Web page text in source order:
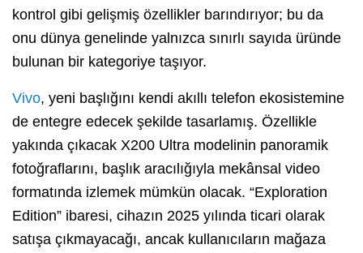
kontrol gibi gelişmiş özellikler barındırıyor; bu da
onu dünya genelinde yalnızca sınırlı sayıda üründe
bulunan bir kategoriye taşıyor.
Vivo, yeni başlığını kendi akıllı telefon ekosistemine
de entegre edecek şekilde tasarlamış. Özellikle
yakında çıkacak X200 Ultra modelinin panoramik
fotoğraflarını, başlık aracılığıyla mekânsal video
formatında izlemek mümkün olacak. “Exploration
Edition” ibaresi, cihazın 2025 yılında ticari olarak
satışa çıkmayacağı, ancak kullanıcıların mağaza